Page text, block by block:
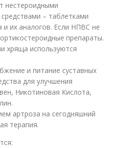
нестероидными
– таблетками
их аналогов. Если НПВС не
препараты.
хряща используются
и питание суставных
для улучшения
Никотиновая Кислота,
артроза на сегодняшний
терапия.